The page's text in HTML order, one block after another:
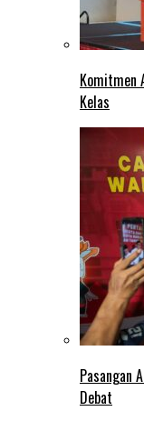
Komitmen
Kelas
Pasangan
Debat